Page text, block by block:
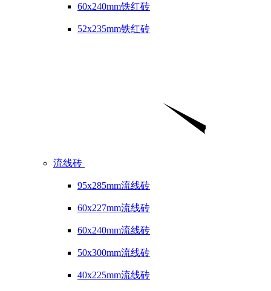
60x240mm铁红砖
52x235mm铁红砖
流线砖
95x285mm流线砖
60x227mm流线砖
60x240mm流线砖
50x300mm流线砖
40x225mm流线砖